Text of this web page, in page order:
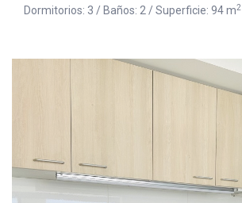
Dormitorios: 3 / Baños: 2 / Superficie: 94 m2